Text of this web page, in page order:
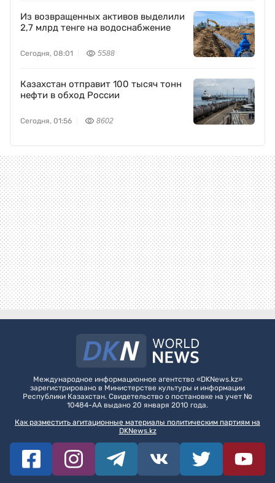
Из возвращенных активов выделили
2,7 млрд тенге на водоснабжение
Сегодня, 08:01 5588
Казахстан отправит 100 тысяч тонн
нефти в обход России
Сегодня, 01:56 8602
Международное информационное агентство «DKNews.kz»
зарегистрировано в Министерстве культуры и информации
Республики Казахстан. Свидетельство о постановке на учет №
10484-АА выдано 20 января 2010 года.
Как разместить агитационные материалы политическим партиям на
DKNews.kz